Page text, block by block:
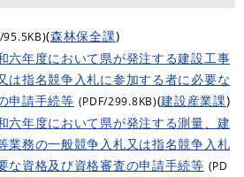
95.5KB)(森林保全課)
六年度において県が発注する建設工事
は指名競争入札に参加する者に必要な
申請手続等 (PDF/299.8KB)(建設産業課)
六年度において県が発注する測量、建
業務の一般競争入札又は指名競争入札
な資格及び資格審査の申請手続等 (PD